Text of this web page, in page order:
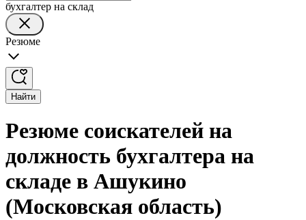
бухгалтер на склад
Резюме
Найти
Резюме соискателей на
должность бухгалтера на
складе в Ашукино
(Московская область)